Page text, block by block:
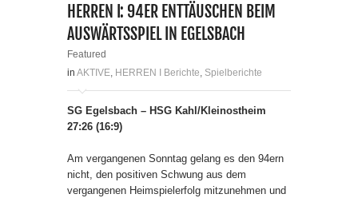
HERREN I: 94ER ENTTÄUSCHEN BEIM
AUSWÄRTSSPIEL IN EGELSBACH
Featured
in AKTIVE HERREN I Berichte Spielberichte
SG Egelsbach – HSG Kahl/Kleinostheim
27:26 (16:9)
Am vergangenen Sonntag gelang es den 94ern
nicht, den positiven Schwung aus dem
vergangenen Heimspielerfolg mitzunehmen und